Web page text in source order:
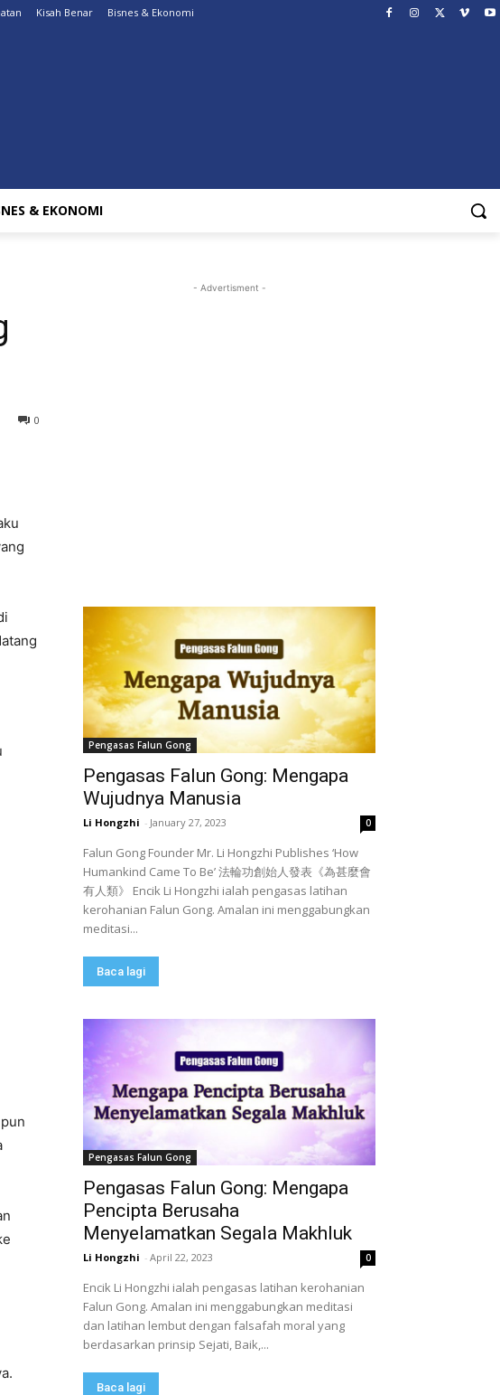
Kisah Benar Bisnes & Ekonomi
& EKONOMI
0
- Advertisment -
Pengasas Falun Gong
Pengasas Falun Gong: Mengapa
Wujudnya Manusia
Li Hongzhi - January 27, 2023 0
Falun Gong Founder Mr. Li Hongzhi Publishes ‘How
Humankind Came To Be’ 法輪功創始人發表《為甚麼會
有人類》 Encik Li Hongzhi ialah pengasas latihan
kerohanian Falun Gong. Amalan ini menggabungkan
meditasi...
Baca lagi
Pengasas Falun Gong
Pengasas Falun Gong: Mengapa
Pencipta Berusaha
Menyelamatkan Segala Makhluk
Li Hongzhi - April 22, 2023 0
Encik Li Hongzhi ialah pengasas latihan kerohanian
Falun Gong. Amalan ini menggabungkan meditasi
dan latihan lembut dengan falsafah moral yang
berdasarkan prinsip Sejati, Baik,...
Baca lagi